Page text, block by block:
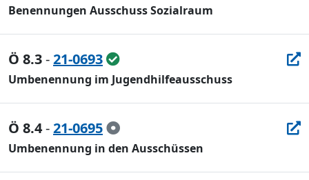
Benennungen Ausschuss Sozialraum
Ö 8.3-21-0693
Umbenennung im Jugendhilfeausschuss
Ö 8.4-21-0695
Umbenennung in den Ausschüssen